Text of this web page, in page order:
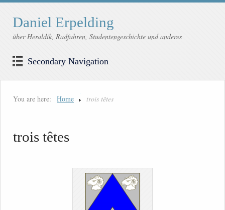
Daniel Erpelding
über Heraldik, Radfahren, Studentengeschichte und anderes
Secondary Navigation
You are here: Home trois têtes
trois têtes